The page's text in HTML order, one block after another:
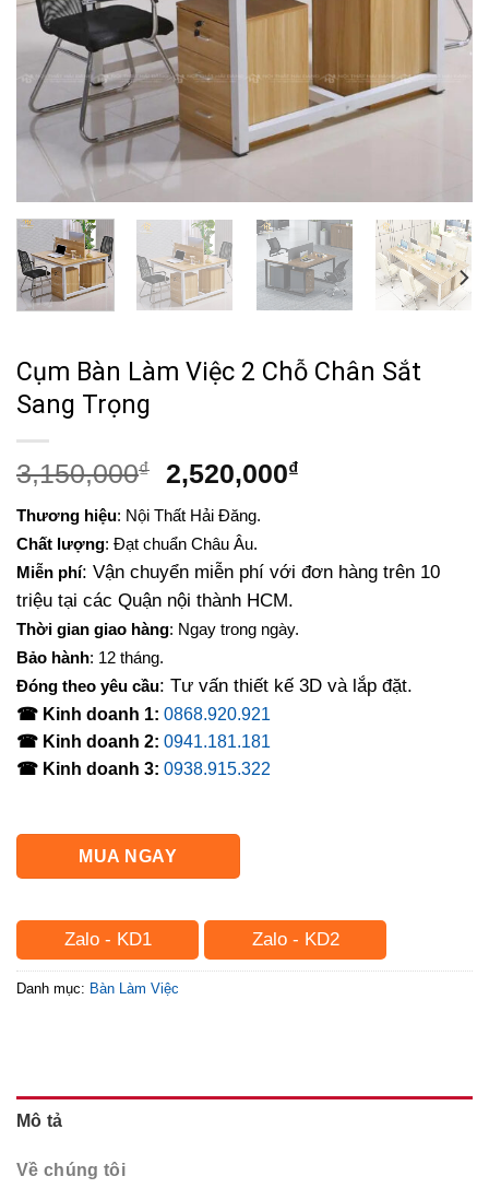
Cụm Bàn Làm Việc 2 Chỗ Chân Sắt
Sang Trọng
3,150,000₫
Giá
là:
3,150,000₫.
2,520,000₫Giá
2,520,000₫.
Thương hiệu: Nội Thất Hải Đăng.
Chất lượng: Đạt chuẩn Châu Âu.
Miễn phí: Vận chuyển miễn phí với đơn hàng trên 10
triệu tại các Quận nội thành HCM.
Thời gian giao hàng: Ngay trong ngày.
Bảo hành: 12 tháng.
Đóng theo yêu cầu: Tư vấn thiết kế 3D và lắp đặt.
☎ Kinh doanh 1: 0868.920.921
☎ Kinh doanh 2: 0941.181.181
☎ Kinh doanh 3: 0938.915.322
MUA NGAY
Zalo - KD1 Zalo - KD2
Danh mục: Bàn Làm Việc
Mô tả
Về chúng tôi